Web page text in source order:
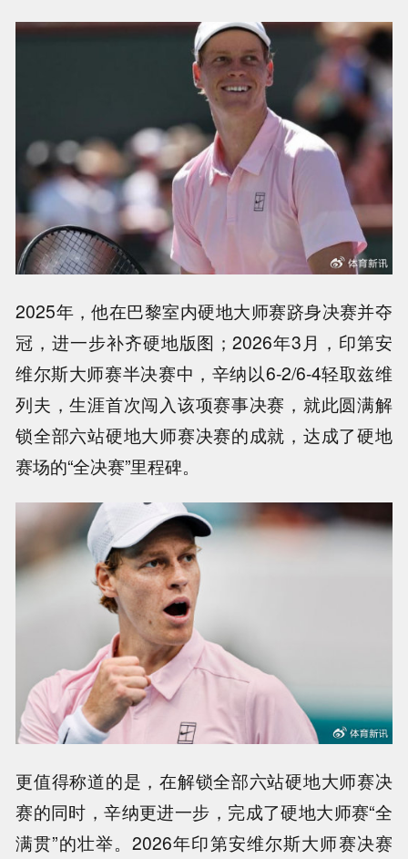
2025年，他在巴黎室内硬地大师赛跻身决赛并夺
冠，进一步补齐硬地版图；2026年3月，印第安
维尔斯大师赛半决赛中，辛纳以6-2/6-4轻取兹维
列夫，生涯首次闯入该项赛事决赛，就此圆满解
锁全部六站硬地大师赛决赛的成就，达成了硬地
赛场的“全决赛”里程碑。
更值得称道的是，在解锁全部六站硬地大师赛决
赛的同时，辛纳更进一步，完成了硬地大师赛“全
满贯”的壮举。2026年印第安维尔斯大师赛决赛